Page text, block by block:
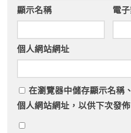
顯示名稱 電
個人網站網址
在瀏覽器中儲存顯示名稱
個人網站網址，以供下次發